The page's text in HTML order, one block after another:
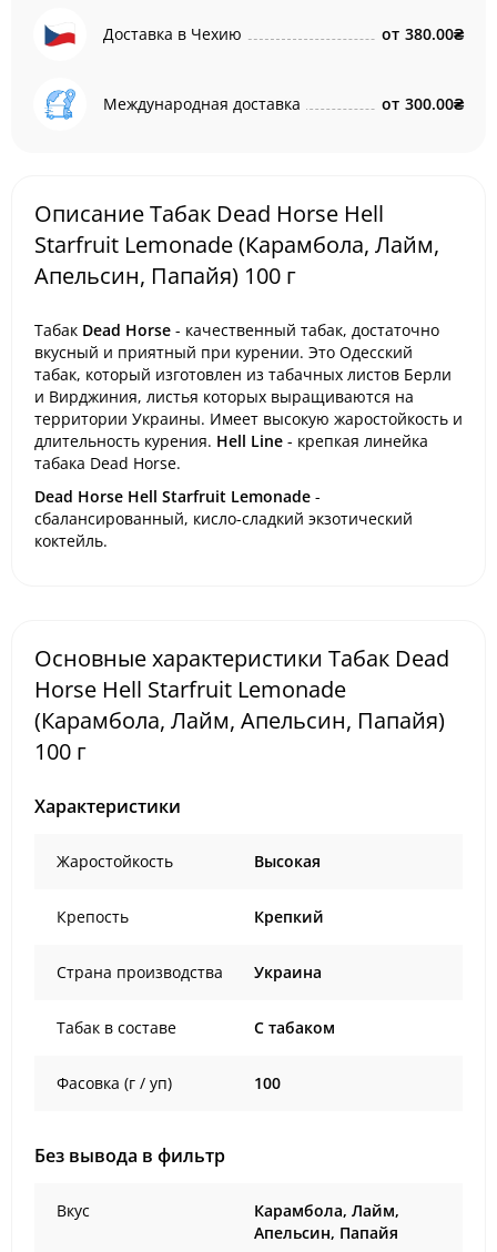
Доставка в Чехию от 380.00₴
Международная доставка от 300.00₴
Описание Табак Dead Horse Hell
Starfruit Lemonade (Карамбола, Лайм,
Апельсин, Папайя) 100 г
Табак Dead Horse - качественный табак, достаточно
вкусный и приятный при курении. Это Одесский
табак, который изготовлен из табачных листов Берли
и Вирджиния, листья которых выращиваются на
территории Украины. Имеет высокую жаростойкость и
длительность курения. Hell Line - крепкая линейка
табака Dead Horse.
Dead Horse Hell Starfruit Lemonade -
сбалансированный, кисло-сладкий экзотический
коктейль.
Основные характеристики Табак Dead
Horse Hell Starfruit Lemonade
(Карамбола, Лайм, Апельсин, Папайя)
100 г
Характеристики
Жаростойкость Высокая
Крепость Крепкий
Страна производства Украина
Табак в составе C табаком
Фасовка (г / уп) 100
Без вывода в фильтр
Вкус
Карамбола, Лайм,
Апельсин, Папайя